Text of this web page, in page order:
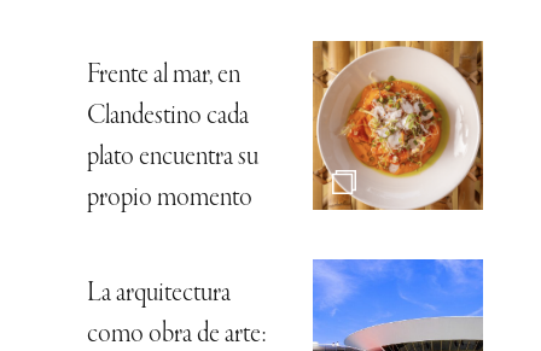
Frente al mar, en
Clandestino cada
plato encuentra su
propio momento
La arquitectura
como obra de arte: